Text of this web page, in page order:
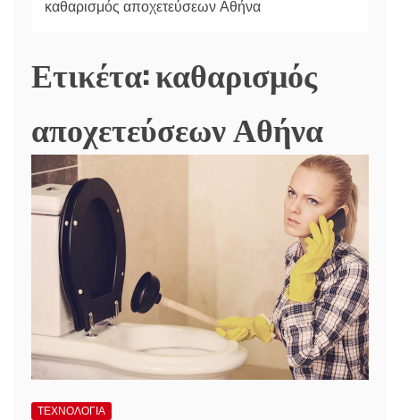
καθαρισμός αποχετεύσεων Αθήνα
Ετικέτα:καθαρισμός
αποχετεύσεων Αθήνα
ΤΕΧΝΟΛΟΓΙΑ